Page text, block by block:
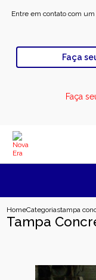
Entre em contato com
Faça
Faça
HomeCategoriastampa
Tampa